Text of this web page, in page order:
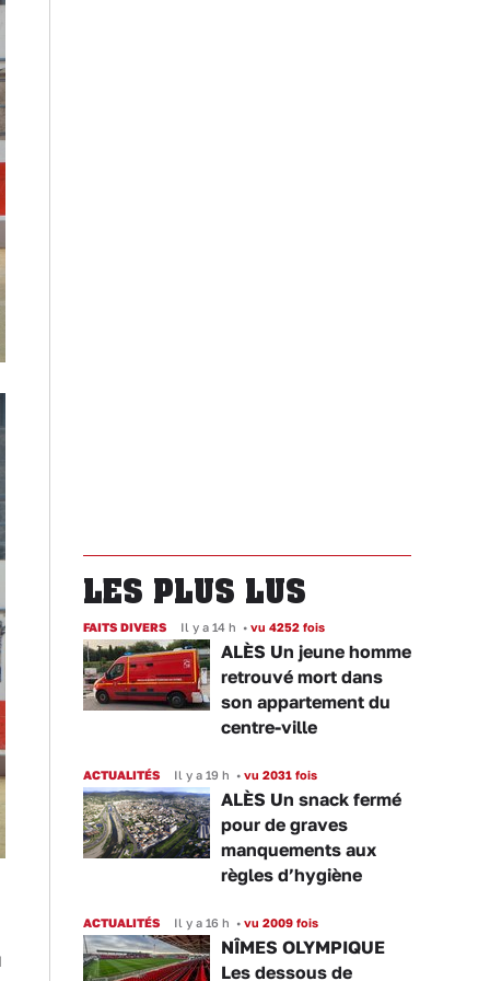
LES PLUS LUS
FAITS DIVERS Il y a 14 h • vu 4252 fois
ALÈS Un jeune homme
retrouvé mort dans
son appartement du
centre-ville
ACTUALITÉS Il y a 19 h • vu 2031 fois
ALÈS Un snack fermé
pour de graves
manquements aux
règles d’hygiène
ACTUALITÉS Il y a 16 h • vu 2009 fois
NÎMES OLYMPIQUE
Les dessous de